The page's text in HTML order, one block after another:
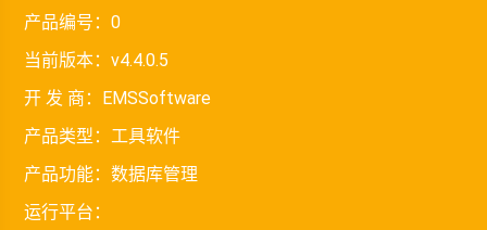
产品编号：0
当前版本：v4.4.0.5
开 发 商： EMSSoftware
产品类型：工具软件
产品功能：数据库管理
运行平台：